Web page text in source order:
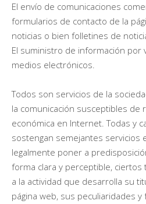
El envío de comunicaciones
formularios de contacto de la
noticias o bien folletines de
El suministro de información por
medios electrónicos.
Todos son servicios de la
la comunicación susceptibles de
económica en Internet. Todas y
sostengan semejantes servicios
legalmente poner a
forma clara y perceptible, ciertos
a la actividad que desarrolla su
página web, sus peculiaridades y